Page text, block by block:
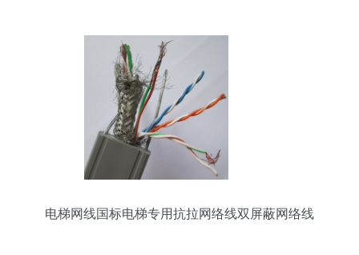
电梯网线国标电梯专用抗拉网络线双屏蔽网络线